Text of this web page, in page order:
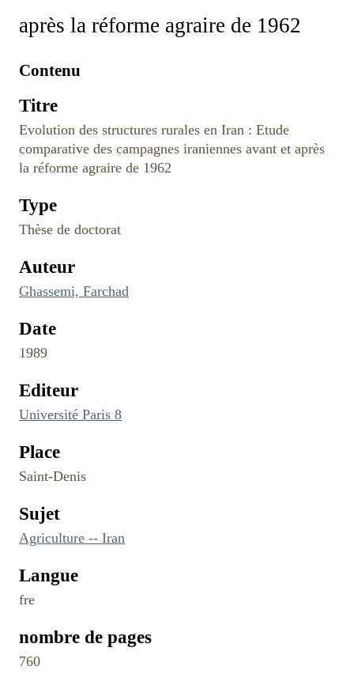
après la réforme agraire de 1962
Contenu
Titre
Evolution des structures rurales en Iran : Etude
comparative des campagnes iraniennes avant et après
la réforme agraire de 1962
Type
Thèse de doctorat
Auteur
Ghassemi, Farchad
Date
1989
Editeur
Université Paris 8
Place
Saint-Denis
Sujet
Agriculture -- Iran
Langue
fre
nombre de pages
760